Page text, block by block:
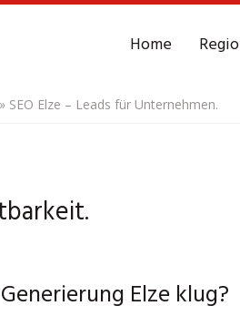
Home
» SEO Elze – Leads für Unternehmen.
Elze klug?